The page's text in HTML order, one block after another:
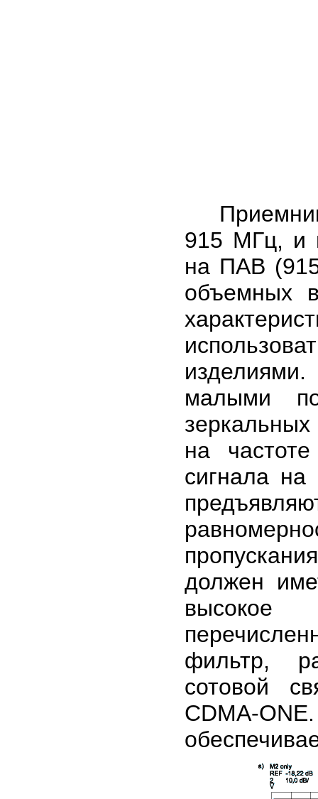
Приемник
915 МГц, и
на ПАВ
объемных
малыми
на
сигнала
должен
высокое
фильтр,
сотовой
CDMA-